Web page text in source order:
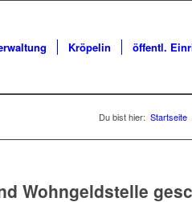
Kröpelin öffentl.
Du bist hier: Startseite
Wohngeldstelle